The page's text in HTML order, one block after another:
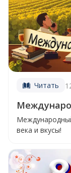
Читать
века и вкусы!